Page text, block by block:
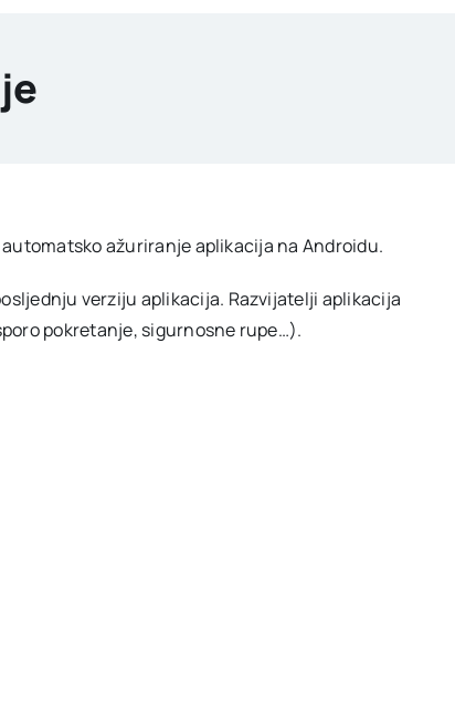
ažuriranje aplikacija na Androidu.
verziju aplikacija. Razvijatelji aplikacija
pokretanje, sigurnosne rupe…).